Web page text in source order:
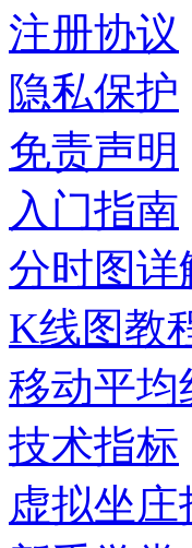
注册协议
隐私保护
免责声明
入门指南
分时图详
K线图教
移动平均
技术指标
虚拟坐庄